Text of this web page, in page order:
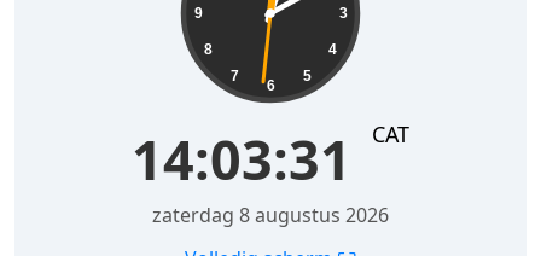
3
4
5
6
7
8
9
14:03:32 CAT
zaterdag 8 augustus 2026